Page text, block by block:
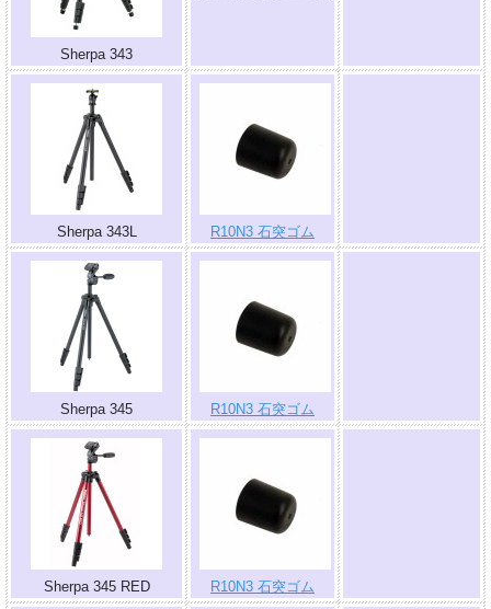
Sherpa 343
Sherpa 343L R10N3 石突ゴム
Sherpa 345 R10N3 石突ゴム
Sherpa 345 RED R10N3 石突ゴム